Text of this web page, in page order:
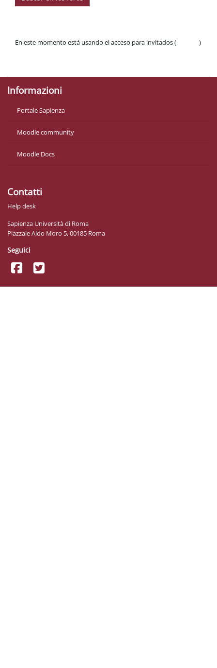
En este momento está usando el acceso para invitados (
)
Informazioni
Portale Sapienza
Moodle community
Moodle Docs
Contatti
Help desk
Sapienza Università di Roma
Piazzale Aldo Moro 5, 00185 Roma
Seguici